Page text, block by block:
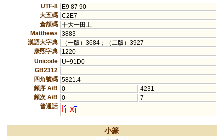
UTF-8
E9 87 90
大五碼 C2E7
倉頡碼 十大一田土
Matthews
3883
漢語大字典
（一版）3684；（二版）3927
康熙字典
1220
Unicode
U+91D0
GB2312
四角號碼 5821.4
頻序 A/B
0
4231
頻次 A/B
0
7
普通話
l x
小篆